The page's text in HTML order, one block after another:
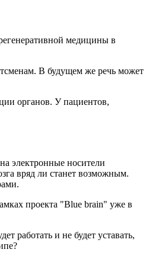
медицины в
В будущем же речь может
органов. У пациентов,
электронные носители
вряд ли станет возможным.
проекта "Blue brain" уже в
работать и не будет уставать,